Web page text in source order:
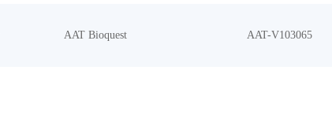
AAT Bioquest AAT-V103065